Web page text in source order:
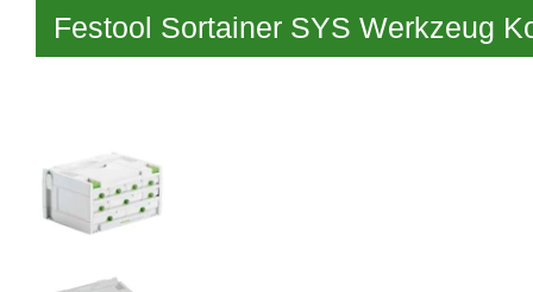
Festool Sortainer SYS Werkzeug